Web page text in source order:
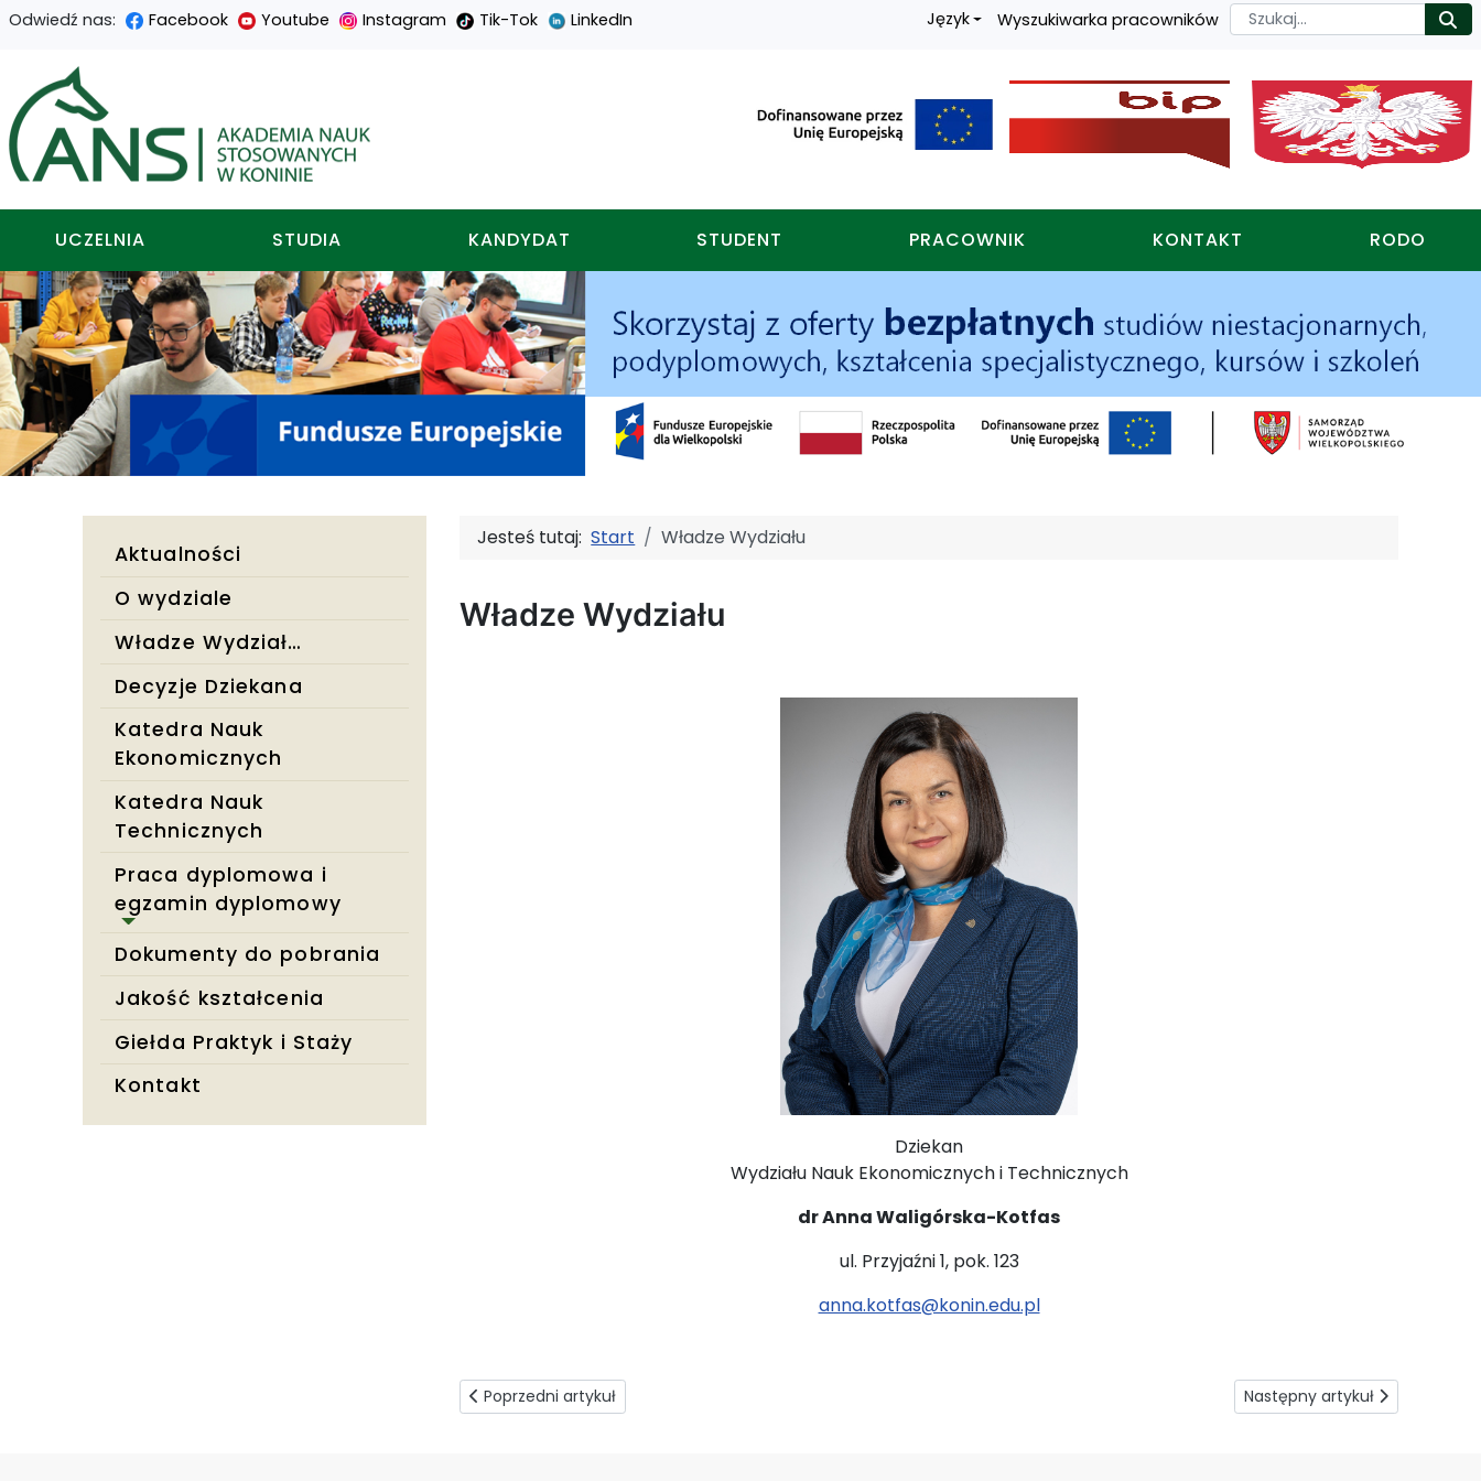
Przejdź
do
treści
głównej
Przejdź
do
menu
nawigacyjnego
Przejdź
do
wyszukiwarki
Przejdź
do
mapy
strony
Odwiedź nas: Facebook Youtube Instagram Tik-Tok LinkedIn Język Wyszukiwarka pracowników Szukaj
Akademia nauk stosowanych w koninie
UCZELNIA STUDIA KANDYDAT STUDENT PRACOWNIK KONTAKT RODO
Aktualności
O wydziale
Władze Wydziału
Decyzje Dziekana
Katedra Nauk
Ekonomicznych
Katedra Nauk
Technicznych
Praca dyplomowa i
egzamin dyplomowy
Dokumenty do pobrania
Jakość kształcenia
Giełda Praktyk i Staży
Kontakt
Jesteś tutaj:Start Władze Wydziału
Władze Wydziału
Dziekan
Wydziału Nauk Ekonomicznych i Technicznych
dr Anna Waligórska-Kotfas
ul. Przyjaźni 1, pok. 123
anna.kotfas@konin.edu.pl
Poprzedni artykuł: Kontakt
Poprzedni artykuł Następny artykuł: O wydziale
Następny artykuł